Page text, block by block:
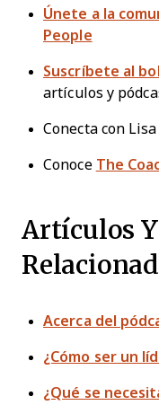
Únete a la
People
Suscríbete al
artículos y
Conecta con
Conoce The
Artículos
Acerca del
¿Cómo ser un
¿Qué se